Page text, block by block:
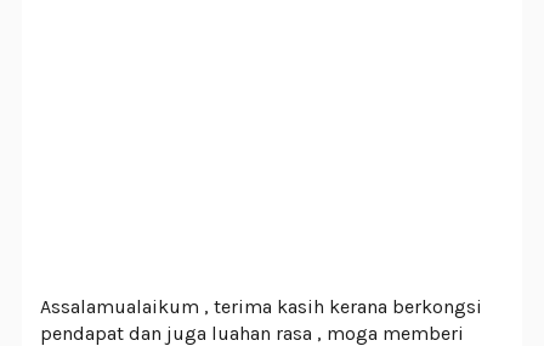
Assalamualaikum , terima kasih kerana berkongsi
pendapat dan juga luahan rasa , moga memberi